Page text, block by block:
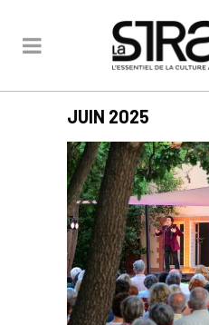
JUIN 2025